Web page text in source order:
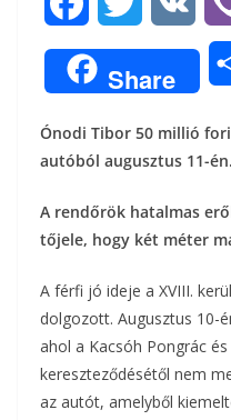
a
c
e
o
k
w
i
t
e
K
Share
Ónodi Tibor 50 mil­lió
au­tó­ból au­gusz­tus 11-én.
A rend­őrök ha­tal­mas
tő­jele, hogy két méter
A férfi jó ideje a XVIII.
dolgozott. Augusztus 10-
ahol a Kacsóh Pongrác
kereszteződésétől nem
az autót, amelyből